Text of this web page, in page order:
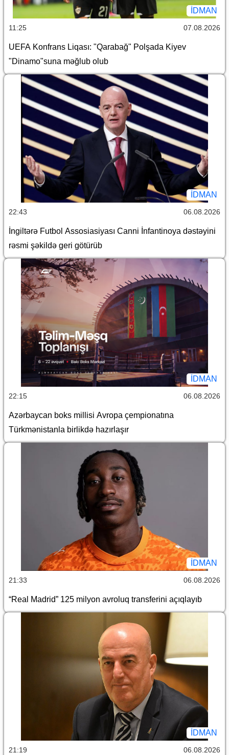
İDMAN
11:25 07.08.2026
UEFA Konfrans Liqası: "Qarabağ" Polşada Kiyev
"Dinamo"suna məğlub olub
İDMAN
22:43 06.08.2026
İngiltərə Futbol Assosiasiyası Canni İnfantinoya dəstəyini
rəsmi şəkildə geri götürüb
İDMAN
22:15 06.08.2026
Azərbaycan boks millisi Avropa çempionatına
Türkmənistanla birlikdə hazırlaşır
İDMAN
21:33 06.08.2026
“Real Madrid” 125 milyon avroluq transferini açıqlayıb
İDMAN
21:19 06.08.2026